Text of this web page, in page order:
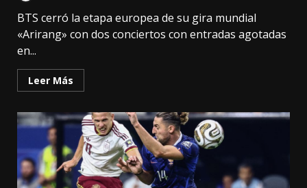
BTS cerró la etapa europea de su gira mundial
«Arirang» con dos conciertos con entradas agotadas
en...
Leer Más